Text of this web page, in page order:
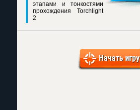
этапами и тонкостями
прохождения Torchlight
2
Начать игру